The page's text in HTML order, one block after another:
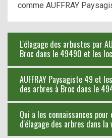
comme AUFFRAY
L'élagage des arbustes par
Broc dans le 49490 et les
AUFFRAY Paysagiste 49 et
des arbres à Broc dans le
Qui a les connaissances
d'élagage des arbres dans la